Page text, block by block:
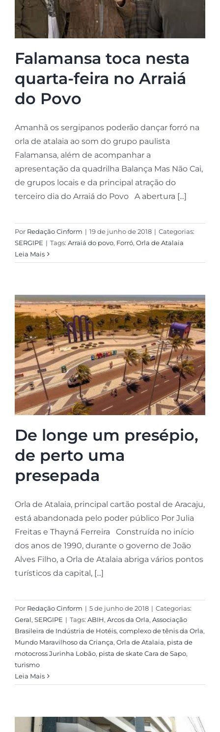
Falamansa toca nesta
quarta-feira no Arraiá
do Povo
Amanhã os sergipanos poderão dançar forró na
orla de atalaia ao som do grupo paulista
Falamansa, além de acompanhar a
apresentação da quadrilha Balança Mas Não Cai,
de grupos locais e da principal atração do
terceiro dia do Arraiá do Povo A abertura [...]
Por Redação Cinform | 19 de junho de 2018 | Categorias:
SERGIPE | Tags: Arraiá do povo, Forró, Orla de Atalaia
Leia Mais
De longe um presépio,
de perto uma
presepada
Orla de Atalaia, principal cartão postal de Aracaju,
está abandonada pelo poder público Por Julia
Freitas e Thayná Ferreira Construída no início
dos anos de 1990, durante o governo de João
Alves Filho, a Orla de Atalaia abriga vários pontos
turísticos da capital, [...]
Por Redação Cinform | 5 de junho de 2018 | Categorias:
Geral, SERGIPE | Tags: ABIH, Arcos da Orla, Associação
Brasileira de Indústria de Hotéis, complexo de tênis da Orla,
Mundo Maravilhoso da Criança, Orla de Atalaia, pista de
motocross Jurinha Lobão, pista de skate Cara de Sapo,
turismo
Leia Mais